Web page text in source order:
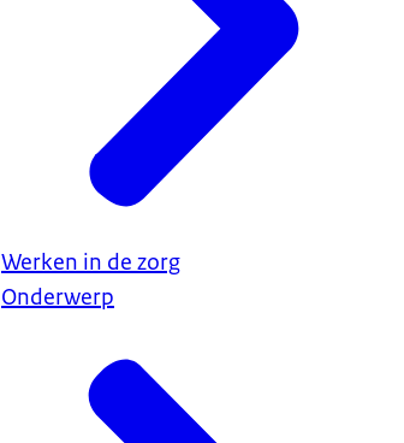
Werken in de zorg
Onderwerp